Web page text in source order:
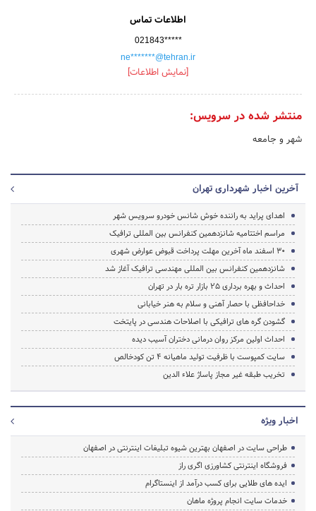
اطلاعات تماس
021843*****
ne*******@tehran.ir
[نمایش اطلاعات]
منتشر شده در سرویس:
شهر و جامعه
آخرین اخبار شهرداری تهران
اهدای پراید به راننده خوش شانس خودرو سرویس شهر
مراسم اختتامیه شانزدهمین کنفرانس بین المللی ترافیک
30 اسفند ماه آخرین مهلت پرداخت قبوض عوارض شهری
شانزدهمین کنفرانس بین المللی مهندسی ترافیک آغاز شد
احداث و بهره برداری 25 بازار تره بار در تهران
خداحافظی با حصار آهنی و سلام به هنر خیابانی
گشودن گره های ترافیکی با اصلاحات هندسی در پایتخت
احداث اولین مرکز روان درمانی دختران آسیب دیده
سایت کمپوست با ظرفیت تولید ماهیانه 4 تن کودخالص
تخریب طبقه غیر مجاز پاساژ علاء الدین
اخبار ویژه
طراحی سایت در اصفهان بهترین شیوه تبلیغات اینترنتی در اصفهان
فروشگاه اینترنتی کشاورزی اگری راز
ایده های طلایی برای کسب درآمد از اینستاگرام
خدمات سایت انجام پروژه ماهان